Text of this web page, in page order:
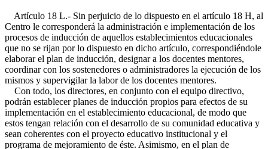
Artículo 18 L.- Sin perjuicio de lo dispuesto en el artículo 18 H, al
Centro le corresponderá la administración e implementación de los
procesos de inducción de aquellos establecimientos educacionales
que no se rijan por lo dispuesto en dicho artículo, correspondiéndole
elaborar el plan de inducción, designar a los docentes mentores,
coordinar con los sostenedores o administradores la ejecución de los
mismos y supervigilar la labor de los docentes mentores.
Con todo, los directores, en conjunto con el equipo directivo,
podrán establecer planes de inducción propios para efectos de su
implementación en el establecimiento educacional, de modo que
estos tengan relación con el desarrollo de su comunidad educativa y
sean coherentes con el proyecto educativo institucional y el
programa de mejoramiento de éste. Asimismo, en el plan de